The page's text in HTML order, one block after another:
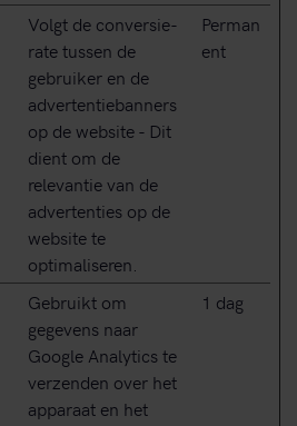
Volgt de conversie-
rate tussen de
gebruiker en de
advertentiebanners
op de website - Dit
dient om de
relevantie van de
advertenties op de
website te
optimaliseren.
Perman
ent
Gebruikt om
gegevens naar
Google Analytics te
verzenden over het
apparaat en het
1 dag